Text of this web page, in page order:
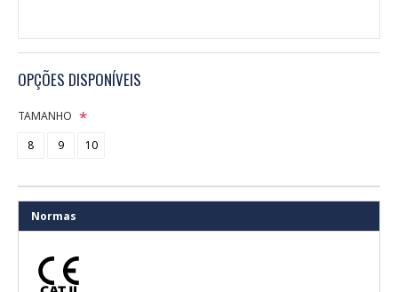
OPÇÕES DISPONÍVEIS
TAMANHO
8
9 10
Normas